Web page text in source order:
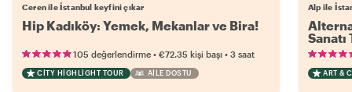
Ceren ile İstanbul keyfini çıkar
Hip Kadıköy: Yemek, Mekanlar ve Bira!
105 değerlendirme • €72.35 kişi başı • 3 saat
CITY HIGHLIGHT TOUR AILE DOSTU
Alp ile
Sanatı
ART &